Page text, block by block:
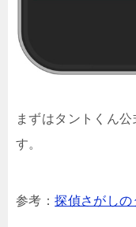
まずはタントくん
す。
参考：探偵さがしの